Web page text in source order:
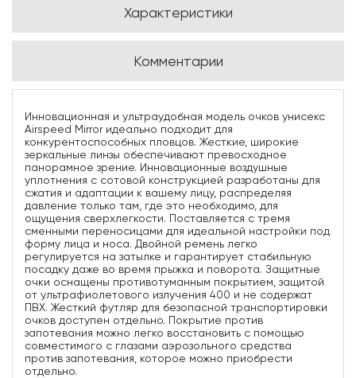
Характеристики
Комментарии
Инновационная и ультраудобная модель очков унисекс
Airspeed Mirror идеально подходит для
конкурентоспособных пловцов. Жесткие, широкие
зеркальные линзы обеспечивают превосходное
панорамное зрение. Инновационные воздушные
уплотнения с сотовой конструкцией разработаны для
сжатия и адаптации к вашему лицу, распределяя
давление только там, где это необходимо, для
ощущения сверхлегкости. Поставляется с тремя
сменными переносицами для идеальной настройки под
форму лица и носа. Двойной ремень легко
регулируется на затылке и гарантирует стабильную
посадку даже во время прыжка и поворота. Защитные
очки оснащены противотуманным покрытием, защитой
от ультрафиолетового излучения 400 и не содержат
ПВХ. Жесткий футляр для безопасной транспортировки
очков доступен отдельно. Покрытие против
запотевания можно легко восстановить с помощью
совместимого с глазами аэрозольного средства
против запотевания, которое можно приобрести
отдельно.